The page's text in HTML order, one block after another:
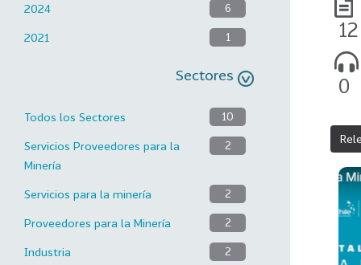
2024 6
2021 1
Sectores
Todos los Sectores 10
Servicios Proveedores para la
Minería
2
Servicios para la minería 2
Proveedores para la Minería 2
Industria 2
12
0